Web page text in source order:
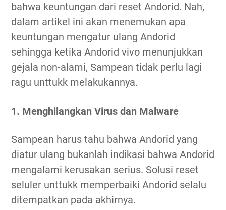
bahwa keuntungan dari reset Andorid. Nah,
dalam artikel ini akan menemukan apa
keuntungan mengatur ulang Andorid
sehingga ketika Andorid vivo menunjukkan
gejala non-alami, Sampean tidak perlu lagi
ragu unttukk melakukannya.
1. Menghilangkan Virus dan Malware
Sampean harus tahu bahwa Andorid yang
diatur ulang bukanlah indikasi bahwa Andorid
mengalami kerusakan serius. Solusi reset
seluler unttukk memperbaiki Andorid selalu
ditempatkan pada akhirnya.